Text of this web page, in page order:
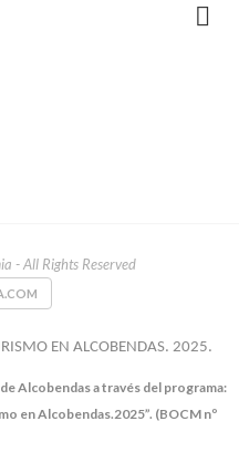

- All Rights Reserved
EN ALCOBENDAS. 2025.
Alcobendas a través del programa:
en Alcobendas.2025”. (BOCM nº